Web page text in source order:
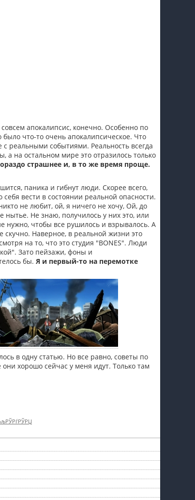
апокалипсис, конечно. Особенно по
что-то очень апокалипсическое. Что
реальными событиями. Реальность всегда
на остальном мире это отразилось только
страшнее и, в то же время проще.
паника и гибнут люди. Скорее всего,
вести в состоянии реальной опасности.
не любит, ой, я ничего не хочу, Ой, до
нытье. Не знаю, получилось у них это, или
нужно, чтобы все рушилось и взрывалось. А
скучно. Наверное, в реальной жизни это
на то, что это студия "BONES". Люди
Зато пейзажи, фоны и
бы. Я и первый-то на перемотке
в одну статью. Но все равно, советы по
хорошо сейчас у меня идут. Только там